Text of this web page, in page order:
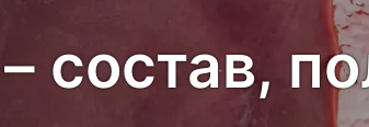
состав,